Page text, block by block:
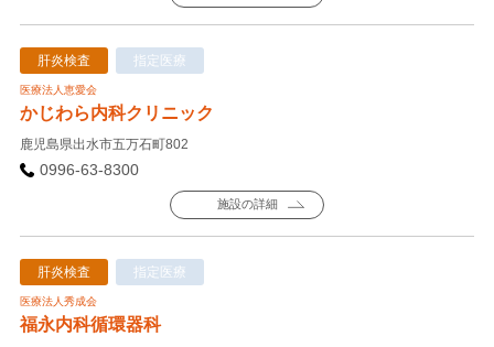
肝炎検査 指定医療
医療法人恵愛会
かじわら内科クリニック
鹿児島県出水市五万石町802
0996-63-8300
施設の詳細
肝炎検査 指定医療
医療法人秀成会
福永内科循環器科